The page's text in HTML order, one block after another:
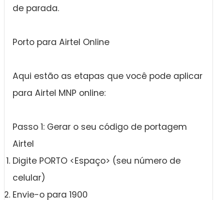
de parada.
Porto para Airtel Online
Aqui estão as etapas que você pode aplicar
para Airtel MNP online:
Passo 1: Gerar o seu código de portagem
Airtel
Digite PORTO <Espaço> (seu número de
celular)
Envie-o para 1900